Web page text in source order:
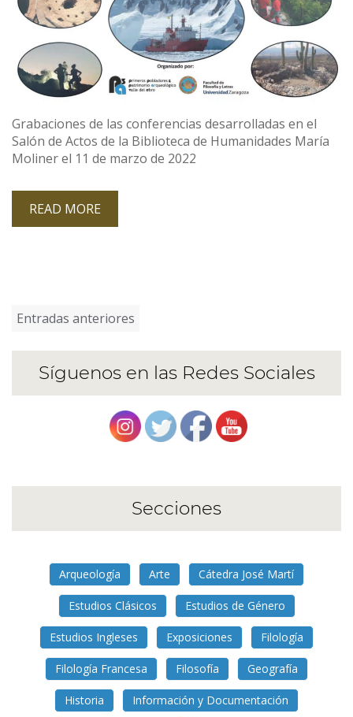
Grabaciones de las conferencias desarrolladas en el
Salón de Actos de la Biblioteca de Humanidades María
Moliner el 11 de marzo de 2022
READ MORE
Navegación
de
entradas
Entradas anteriores
Síguenos en las Redes Sociales
Secciones
Arqueología Arte Cátedra José Martí
Estudios Clásicos Estudios de Género
Estudios Ingleses Exposiciones Filología
Filología Francesa Filosofía Geografía
Historia Información y Documentación